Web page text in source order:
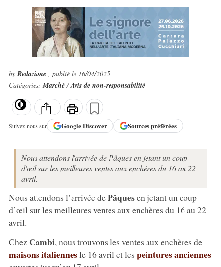
byRedazione , publié le 16/04/2025
Catégories:Marché/Avis de non-responsabilité
Suivez-nous sur GoogleDiscover Sources préférées
Nous attendons l'arrivée de Pâques en jetant un coup
d'œil sur les meilleures ventes aux enchères du 16 au 22
avril.
Nous attendons l’arrivée dePâquesen jetant un coup
d’œil sur les meilleures ventes aux enchères du 16 au 22
avril.
Chez Cambi, nous trouvons les ventes aux enchères de
maisons italiennesle 16 avril et les peintures anciennes